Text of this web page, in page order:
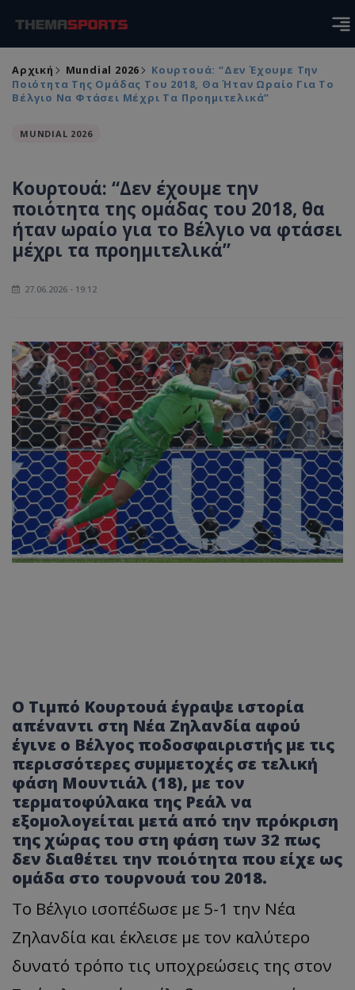
Αρχική Mundial 2026
Κουρτουά: “Δεν Έχουμε Την
Ποιότητα Της Ομάδας Του 2018, Θα Ήταν Ωραίο Για Το
Βέλγιο Να Φτάσει Μέχρι Τα Προημιτελικά”
MUNDIAL 2026
Κουρτουά: “Δεν έχουμε την
ποιότητα της ομάδας του 2018, θα
ήταν ωραίο για το Βέλγιο να φτάσει
μέχρι τα προημιτελικά”
27.06.2026 - 19:12
Ο Τιμπό Κουρτουά έγραψε ιστορία
απέναντι στη Νέα Ζηλανδία αφού
έγινε ο Βέλγος ποδοσφαιριστής με τις
περισσότερες συμμετοχές σε τελική
φάση Μουντιάλ (18), με τον
τερματοφύλακα της Ρεάλ να
εξομολογείται μετά από την πρόκριση
της χώρας του στη φάση των 32 πως
δεν διαθέτει την ποιότητα που είχε ως
ομάδα στο τουρνουά του 2018.
Το Βέλγιο ισοπέδωσε με 5-1 την Νέα
Ζηλανδία και έκλεισε με τον καλύτερο
δυνατό τρόπο τις υποχρεώσεις της στον